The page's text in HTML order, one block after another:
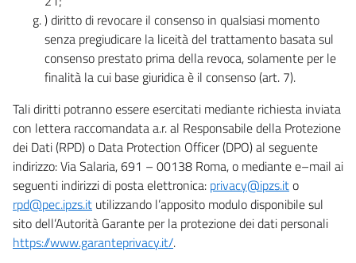
) diritto di revocare il consenso in qualsiasi momento
senza pregiudicare la liceità del trattamento basata sul
consenso prestato prima della revoca, solamente per le
finalità la cui base giuridica è il consenso (art. 7).
Tali diritti potranno essere esercitati mediante richiesta inviata
con lettera raccomandata a.r. al Responsabile della Protezione
dei Dati (RPD) o Data Protection Officer (DPO) al seguente
indirizzo: Via Salaria, 691 – 00138 Roma, o mediante e–mail ai
seguenti indirizzi di posta elettronica: privacy@ipzs.ito
rpd@pec.ipzs.it utilizzando l’apposito modulo disponibile sul
sito dell’Autorità Garante per la protezione dei dati personali
https://www.garanteprivacy.it/.